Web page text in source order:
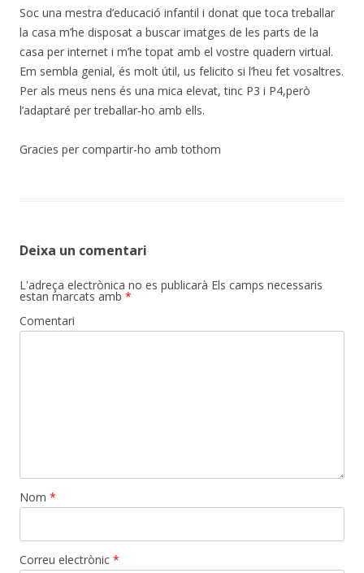
Soc una mestra d’educació infantil i donat que toca treballar
la casa m’he disposat a buscar imatges de les parts de la
casa per internet i m’he topat amb el vostre quadern virtual.
Em sembla genial, és molt útil, us felicito si l’heu fet vosaltres.
Per als meus nens és una mica elevat, tinc P3 i P4,però
l’adaptaré per treballar-ho amb ells.
Gracies per compartir-ho amb tothom
Deixa un comentari
L'adreça electrònica no es publicarà Els camps necessaris
estan marcats amb *
Comentari
Nom *
Correu electrònic *